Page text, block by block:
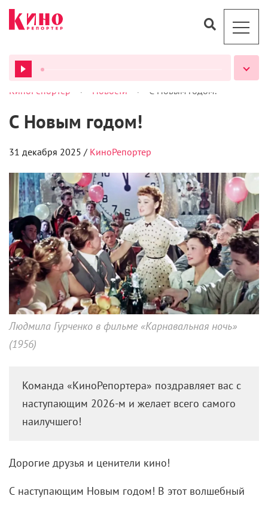
ВСЕ ПОДКАСТЫ
КиноРепортер > Новости > С Новым годом!
С Новым годом!
31 декабря 2025 / КиноРепортер
Людмила Гурченко в фильме «Карнавальная ночь»
(1956)
Команда «КиноРепортера» поздравляет вас с
наступающим 2026-м и желает всего самого
наилучшего!
Дорогие друзья и ценители кино!
С наступающим Новым годом! В этот волшебный